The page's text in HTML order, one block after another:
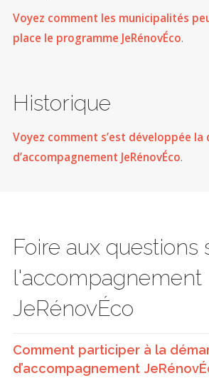
Voyez comment les municipalités
place le programme JeRénovÉco.
Historique
Voyez comment s’est développée la
d’accompagnement JeRénovÉco.
Foire aux questions
l'accompagnement
JeRénovÉco
Comment participer à la
d’accompagnement